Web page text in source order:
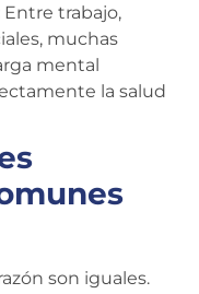
Entre trabajo,
muchas
mental
la salud
son iguales.